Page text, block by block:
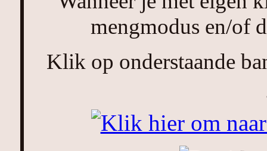
mengmodus en/of
Klik op onderstaande